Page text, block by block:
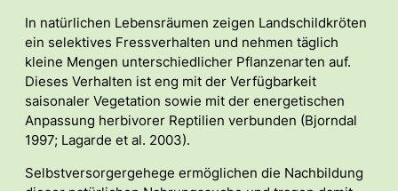
In natürlichen Lebensräumen zeigen Landschildkröten
ein selektives Fressverhalten und nehmen täglich
kleine Mengen unterschiedlicher Pflanzenarten auf.
Dieses Verhalten ist eng mit der Verfügbarkeit
saisonaler Vegetation sowie mit der energetischen
Anpassung herbivorer Reptilien verbunden (Bjorndal
1997; Lagarde et al. 2003).
Selbstversorgergehege ermöglichen die Nachbildung